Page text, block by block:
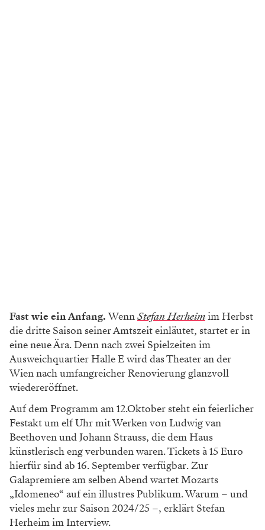
Fast wie ein Anfang.WennStefan Herheimim Herbst
die dritte Saison seiner Amtszeit einläutet, startet er in
eine neue Ära. Denn nach zwei Spielzeiten im
Ausweichquartier Halle E wird das Theater an der
Wien nach umfangreicher Renovierung glanzvoll
wiedereröffnet.
Auf dem Programm am 12.Oktober steht ein feierlicher
Festakt um elf Uhr mit Werken von Ludwig van
Beethoven und Johann Strauss, die dem Haus
künstlerisch eng verbunden waren. Tickets à 15 Euro
hierfür sind ab 16. September verfügbar. Zur
Galapremiere am selben Abend wartet Mozarts
„Idomeneo“ auf ein illustres Publikum. Warum – und
vieles mehr zur Saison 2024/25 –, erklärt Stefan
Herheim im Interview.